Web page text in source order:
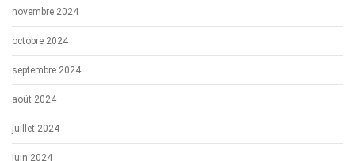
novembre 2024
octobre 2024
septembre 2024
août 2024
juillet 2024
juin 2024